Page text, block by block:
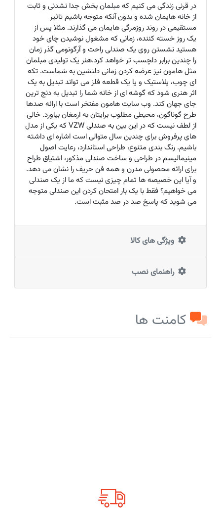
در قرنی زندگی می کنیم که مبلمان بخش جدا نشدنی و ثابت
از خانه هایمان شده و بدون آنکه متوجه باشیم تاثیر
مستقیمی در روند روزمرگی هایمان می گذارند. مثلا پس از
یک روز خسته کننده، زمانی که مشغول نوشیدن چای خود
هستید نشستن روی یک صندلی راحت و آرگونومی گذر زمان
را چندین برابر دلچسب تر خواهد کرد.هنر یک تولیدی مبلمان
مثل هامون نیز عرضه کردن زمانی دلنشین به شماست. تکه
ای چوب، پلاستیک و یا یک قطعه فلز می تواند تبدیل به یک
اثر هنری شود که گوشه ای از خانه شما را تبدیل به دنج ترین
جای جهان کند. وب سایت هامون مفتخر است با ارائه صدها
طرح گوناگون، محیطی مطلوب برایتان به ارمغان بیاورد. خالی
از لطف نیست که در این بین به صندلی VZW که یکی از مدل
های پرفروش برای چندین سال متوالی است اشاره ای داشته
باشیم. رنگ بندی متنوع، طراحی استاندارد، رعایت اصول
مینیمالیسم در طراحی و ساخت صندلی مذکور، اشتیاق طراح
برای ارائه محصولی مدرن و همه فن حریف را نشان می دهد.
و آیا این خصیصه ها تمام چیزی نیست که ما از یک صندلی
می خواهیم؟ فقط با یک بار امتحان کردن این صندلی متوجه
می شوید که پاسخ صد در صد مثبت است.
ویژگی های کالا
راهنمای نصب
کامنت ها